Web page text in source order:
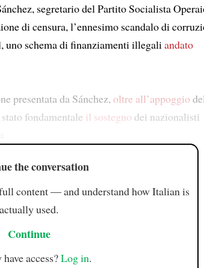
segretario del Partito Socialista
di censura, l’ennesimo scandalo di
uno schema di finanziamenti illegali andato
presentata da Sánchez, oltre all’appoggio del
fondamentale il sostegno dei nazionalisti
the conversation
content — and understand how Italian is
actually used.
Continue
access?Log in.